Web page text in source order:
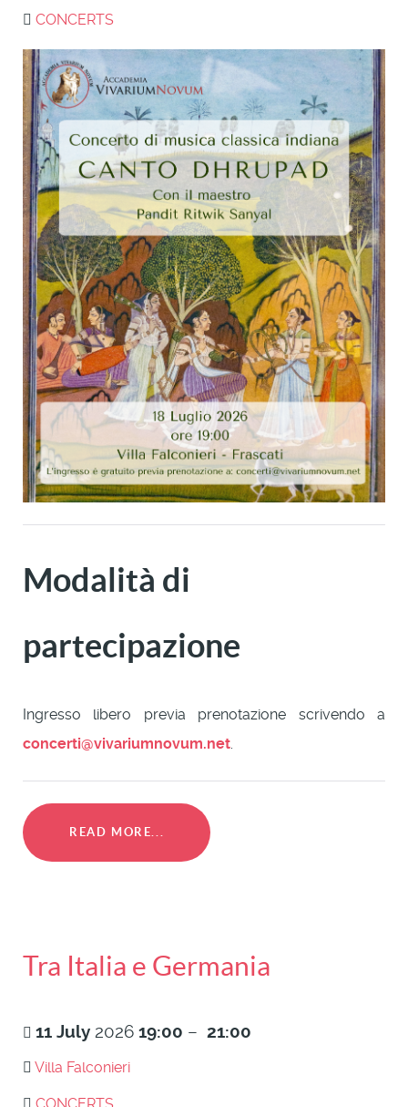
CONCERTS
Modalità di
partecipazione
Ingresso libero previa prenotazione scrivendo a
concerti@vivariumnovum.net.
READ MORE...
Tra Italia e Germania
11 July 2026 19:00 – 21:00
Villa Falconieri